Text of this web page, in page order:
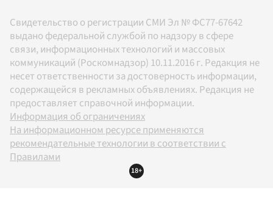
Свидетельство о регистрации СМИ Эл № ФС77-67642
выдано федеральной службой по надзору в сфере
связи, информационных технологий и массовых
коммуникаций (Роскомнадзор) 10.11.2016 г. Редакция не
несет ответственности за достоверность информации,
содержащейся в рекламных объявлениях. Редакция не
предоставляет справочной информации.
Информация об ограничениях
На информационном ресурсе применяются
рекомендательные технологии в соответствии с
Правилами
18+